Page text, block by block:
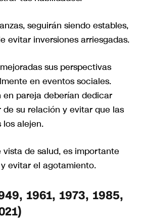
seguirán siendo estables,
evitar inversiones arriesgadas.
sus perspectivas
en eventos sociales.
en pareja deberían dedicar
su relación y evitar que las
los alejen.
vista de salud, es importante
evitar el agotamiento.
1961, 1973, 1985,